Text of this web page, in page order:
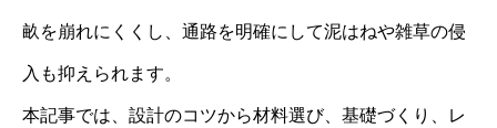
畝を崩れにくくし、通路を明確にして泥はねや雑草の侵
入も抑えられます。
本記事では、設計のコツから材料選び、基礎づくり、レ